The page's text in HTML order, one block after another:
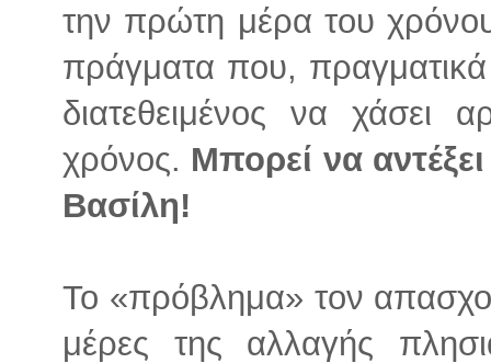
την πρώτη μέρα του
πράγματα που, πραγματικά
διατεθειμένος να χάσει
χρόνος. Μπορεί να
Βασίλη!
Το «πρόβλημα» τον
μέρες της αλλαγής